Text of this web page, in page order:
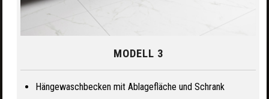
MODELL 3
Hängewaschbecken mit Ablagefläche und Schrank